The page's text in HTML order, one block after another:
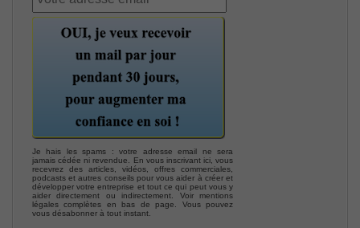
Je hais les spams : votre adresse email ne sera
jamais cédée ni revendue. En vous inscrivant ici, vous
recevrez des articles, vidéos, offres commerciales,
podcasts et autres conseils pour vous aider à créer et
développer votre entreprise et tout ce qui peut vous y
aider directement ou indirectement. Voir mentions
légales complètes en bas de page. Vous pouvez
vous désabonner à tout instant.